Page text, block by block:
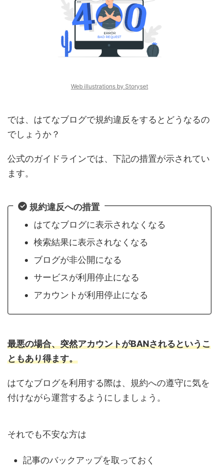
Web illustrations by Storyset
では、はてなブログで規約違反をするとどうなるの
でしょうか？
公式のガイドラインでは、下記の措置が示されてい
ます。
規約違反への措置
はてなブログに表示されなくなる
検索結果に表示されなくなる
ブログが非公開になる
サービスが利用停止になる
アカウントが利用停止になる
最悪の場合、突然アカウントがBANされるというこ
ともあり得ます。
はてなブログを利用する際は、規約への遵守に気を
付けながら運営するようにしましょう。
それでも不安な方は
記事のバックアップを取っておく